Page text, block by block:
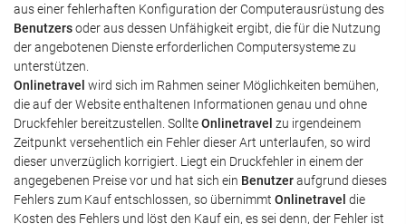
aus einer fehlerhaften Konfiguration der Computerausrüstung des
Benutzersoder aus dessen Unfähigkeit ergibt, die für die Nutzung
der angebotenen Dienste erforderlichen Computersysteme zu
unterstützen.
Onlinetravel wird sich im Rahmen seiner Möglichkeiten bemühen,
die auf der Website enthaltenen Informationen genau und ohne
Druckfehler bereitzustellen. SollteOnlinetravel zu irgendeinem
Zeitpunkt versehentlich ein Fehler dieser Art unterlaufen, so wird
dieser unverzüglich korrigiert. Liegt ein Druckfehler in einem der
angegebenen Preise vor und hat sich ein Benutzeraufgrund dieses
Fehlers zum Kauf entschlossen, so übernimmt Onlinetravel die
Kosten des Fehlers und löst den Kauf ein, es sei denn, der Fehler ist